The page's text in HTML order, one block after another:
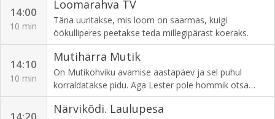
suudavad koos mehe peatada?
14:00
10 min
Loomarahva TV
Täna uuritakse, mis loom on saarmas, kuigi
öökulliperes peetakse teda millegipärast koeraks.
14:10
10 min
Mutihärra Mutik
On Mutikohviku avamise aastapäev ja sel puhul
korraldatakse pidu. Aga Lester pole hommik otsa
üldse enda moodi olnud.
Närvikõdi. Laulupesa